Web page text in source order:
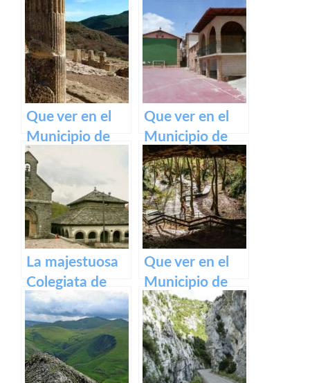
medieval de
Olite y su
impresionante
Castillo Palacio
Real.
Pirineos
Que ver en el
Municipio de
Eslava
(Navarra) en
Navarra
Que ver en el
Municipio de
Armañanzas en
Navarra
La majestuosa
Colegiata de
Roncesvalles:
un tesoro
medieval en los
Pirineos
Que ver en el
Municipio de
Zugarramurdi
en Navarra